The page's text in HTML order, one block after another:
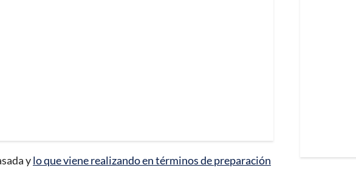
ylo que viene realizando en términos de preparación